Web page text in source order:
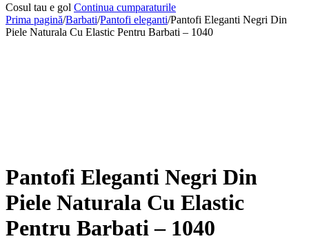
Cosul tau e gol Continua cumparaturile
Prima pagină/Barbati/Pantofi eleganti/Pantofi Eleganti Negri Din
Piele Naturala Cu Elastic Pentru Barbati – 1040
Pantofi Eleganti Negri Din
Piele Naturala Cu Elastic
Pentru Barbati – 1040